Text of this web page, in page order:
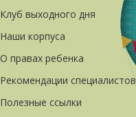
Клуб выходного дня
Наши корпуса
О правах ребенка
Рекомендации специалистов
Полезные ссылки